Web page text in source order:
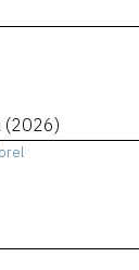
(2026)